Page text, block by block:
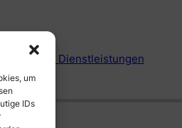
um
IDs
aller Dienstleistungen